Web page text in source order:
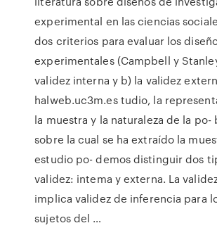
experimental en las ciencias
dos criterios para evaluar los
experimentales (Campbell y
validez interna y b) la validez
halweb.uc3m.es tudio, la
la muestra y la naturaleza de la po-
sobre la cual se ha extraído la
estudio po- demos distinguir dos
validez: intema y externa. La
implica validez de inferencia para
sujetos del …